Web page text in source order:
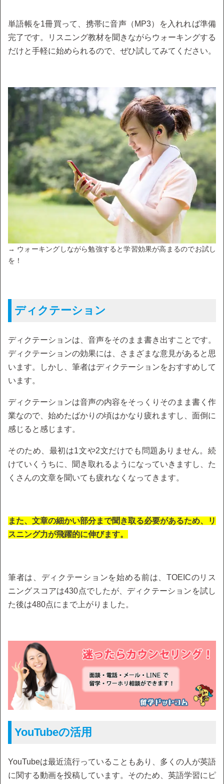
単語帳を1冊買って、携帯に音声（MP3）を入れれば準備
完了です。リスニング教材を聞きながらウォーキングする
だけと手軽に始められるので、ぜひ試してみてください。
→ ウォーキングしながら勉強すると学習効果が高まるのでお試し
を！
ディクテーション
ディクテーションは、音声をそのまま書き出すことです。
ディクテーションの効果には、さまざまな意見があると思
います。しかし、筆者はディクテーションをおすすめして
います。
ディクテーションは音声の内容をそっくりそのまま書く作
業なので、始めたばかりの頃はかなり疲れますし、面倒に
感じると感じます。
そのため、最初は1文や2文だけでも問題ありません。続
けていくうちに、聞き取れるようになっていきますし、た
くさんの文章を聞いても疲れなくなってきます。
また、文章の細かい部分まで聞き取る必要があるため、リ
スニング力が飛躍的に伸びます。
筆者は、ディクテーションを始める前は、TOEICのリス
ニングスコアは430点でしたが、ディクテーションを試し
た後は480点にまで上がりました。
YouTubeの活用
YouTubeは最近流行っていることもあり、多くの人が英語
に関する動画を投稿しています。そのため、英語学習にピ